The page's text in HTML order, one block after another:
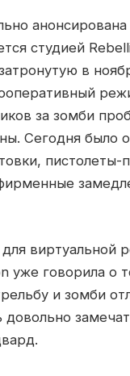
студией
в
за зомби
Сегодня было
виртуальной
уже говорила
и зомби